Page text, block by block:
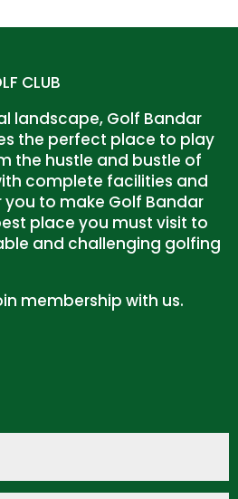
CLUB
landscape, Golf Bandar
the perfect place to play
the hustle and bustle of
complete facilities and
you to make Golf Bandar
place you must visit to
and challenging golfing
membership with us.